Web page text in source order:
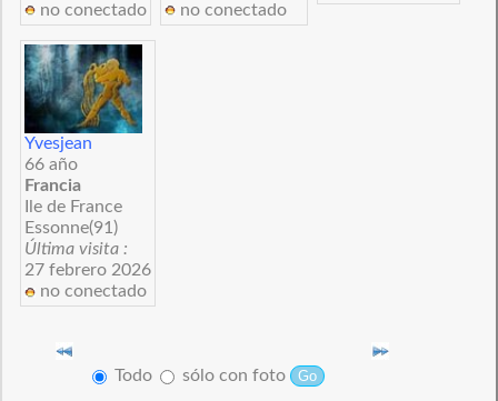
no conectado
no conectado
Yvesjean
66 año
Francia
Ile de France
Essonne(91)
Última visita :
27 febrero 2026
no conectado
Todo sólo con foto